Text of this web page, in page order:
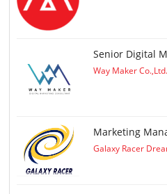
Senior Digital
Way Maker Co.,Ltd.
Marketing
Galaxy Racer